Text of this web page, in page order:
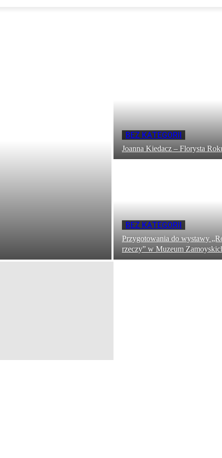
BEZ KATEGORII
Joanna Kiedacz – Florysta
BEZ KATEGORII
Przygotowania do wystawy
rzeczy” w Muzeum